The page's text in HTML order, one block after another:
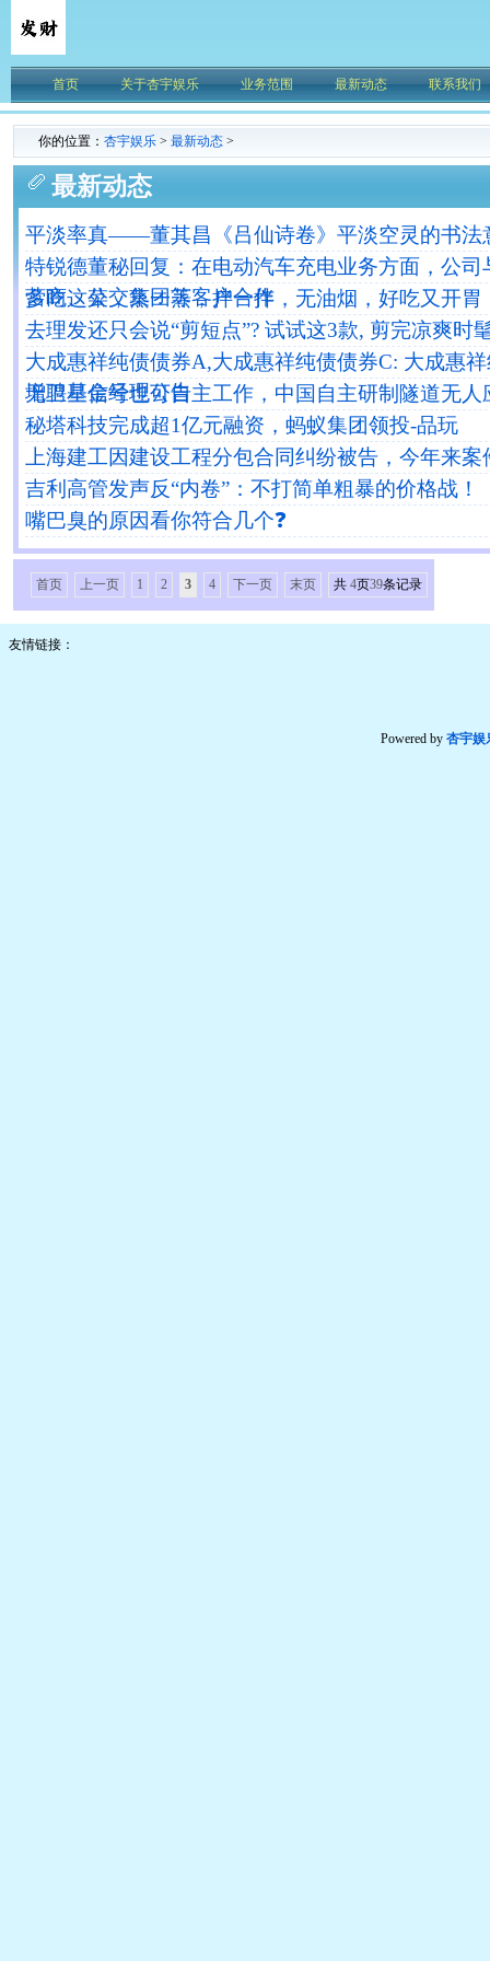
首页 关于杏宇娱乐 业务范围 最新动态 联系我们
你的位置： 杏宇娱乐 > 最新动态 >
最新动态
平淡率真——董其昌《吕仙诗卷》平淡空灵的书法
特锐德董秘回复：在电动汽车充电业务方面，公
营商、公交集团等客户合作
多吃这菜，蒸一蒸，拌一拌，无油烟，好吃又开胃
去理发还只会说“剪短点”? 试试这3款, 剪完凉爽时
大成惠祥纯债债券A,大成惠祥纯债债券C: 大成惠
增聘基金经理公告
无卫星信号也可自主工作，中国自主研制隧道无人
秘塔科技完成超1亿元融资，蚂蚁集团领投-品玩
上海建工因建设工程分包合同纠纷被告，今年来
吉利高管发声反“内卷”：不打简单粗暴的价格战！
嘴巴臭的原因看你符合几个❓
首页 上一页 1 2 3 4 下一页 末页 共 4页39条记录
友情链接：
Powered by 杏宇娱